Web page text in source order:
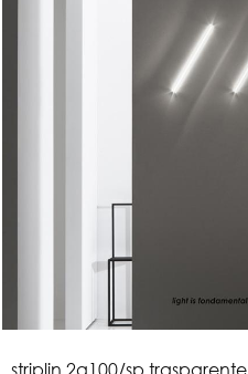
striplin 2a100/sp trasparente